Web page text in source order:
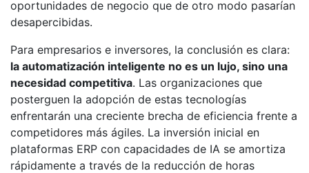
oportunidades de negocio que de otro modo pasarían
desapercibidas.
Para empresarios e inversores, la conclusión es clara:
la automatización inteligente no es un lujo, sino una
necesidad competitiva. Las organizaciones que
posterguen la adopción de estas tecnologías
enfrentarán una creciente brecha de eficiencia frente a
competidores más ágiles. La inversión inicial en
plataformas ERP con capacidades de IA se amortiza
rápidamente a través de la reducción de horas